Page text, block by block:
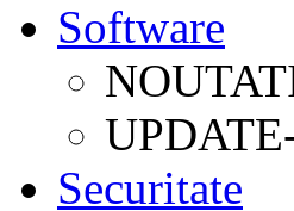
Software
Securitate